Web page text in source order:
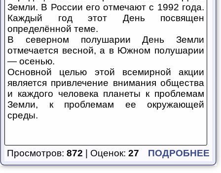
Земли. В России его отмечают с 1992 года.
Каждый год этот День посвящен
определённой теме.
В северном полушарии День Земли
отмечается весной, а в Южном полушарии
— осенью.
Основной целью этой всемирной акции
является привлечение внимания общества
и каждого человека планеты к проблемам
Земли, к проблемам ее окружающей
среды.
Просмотров: 872 | Оценок: 27 ПОДРОБНЕЕ